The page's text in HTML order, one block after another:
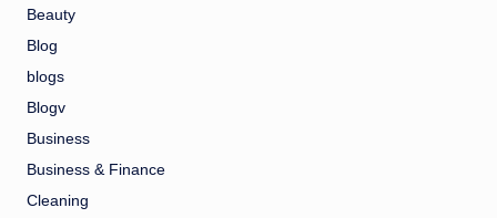
Beauty
Blog
blogs
Blogv
Business
Business & Finance
Cleaning